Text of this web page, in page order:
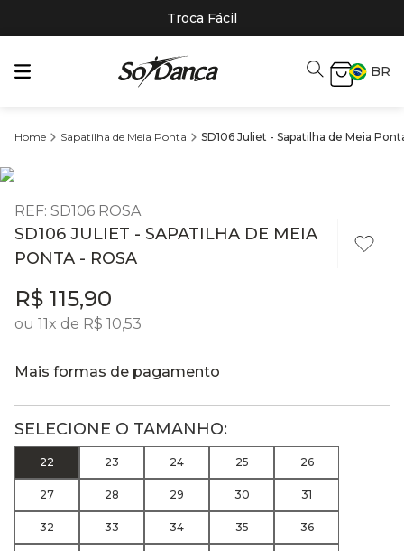
Troca Fácil
BR
Sapatilha de Meia Ponta SD106 Juliet - Sapatilha de Meia
REF: SD106 ROSA
SD106 JULIET - SAPATILHA DE MEIA
PONTA - ROSA
R$ 115,90
ou 11x de R$ 10,53
Mais formas de pagamento
22 23 24 25 26
27 28 29 30 31
32 33 34 35 36